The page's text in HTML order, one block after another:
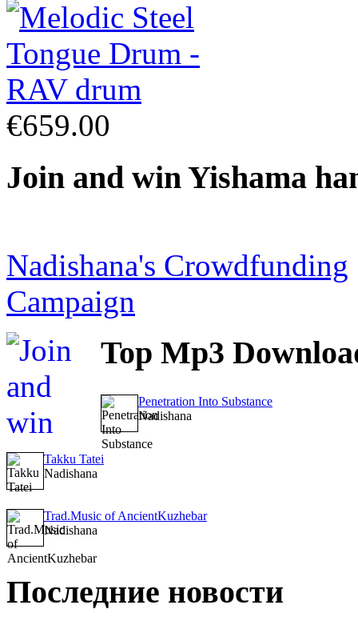
€659.00
Join and win Yishama
Nadishana's Crowdfunding
Campaign
Top Mp3
Penetration Into Substance
Nadishana
Takku Tatei
Nadishana
Trad.Music of AncientKuzhebar
Nadishana
Последние новости